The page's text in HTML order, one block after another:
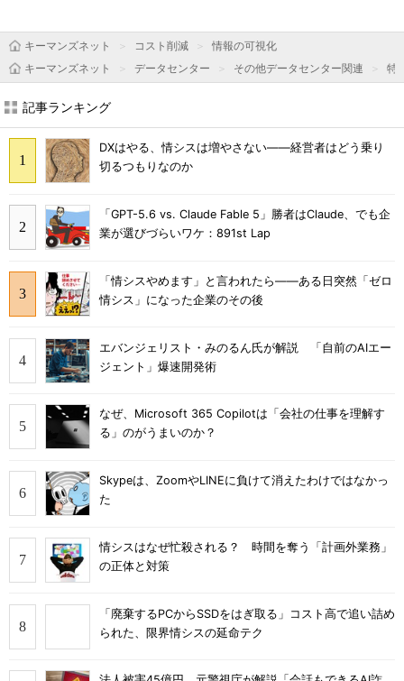
キーマンズネット コスト削減
情報の可視化
キーマンズネット
データセンター その他データセンター関連 特
記事ランキング
DXはやる、情シスは増やさない――経営者はどう乗り
切るつもりなのか
「GPT-5.6 vs. Claude Fable 5」勝者はClaude、でも企
業が選びづらいワケ：891st Lap
「情シスやめます」と言われたら――ある日突然「ゼロ
情シス」になった企業のその後
エバンジェリスト・みのるん氏が解説 「自前のAIエー
ジェント」爆速開発術
なぜ、Microsoft 365 Copilotは「会社の仕事を理解す
る」のがうまいのか？
Skypeは、ZoomやLINEに負けて消えたわけではなかっ
た
情シスはなぜ忙殺される？ 時間を奪う「計画外業務」
の正体と対策
「廃棄するPCからSSDをはぎ取る」コスト高で追い詰め
られた、限界情シスの延命テク